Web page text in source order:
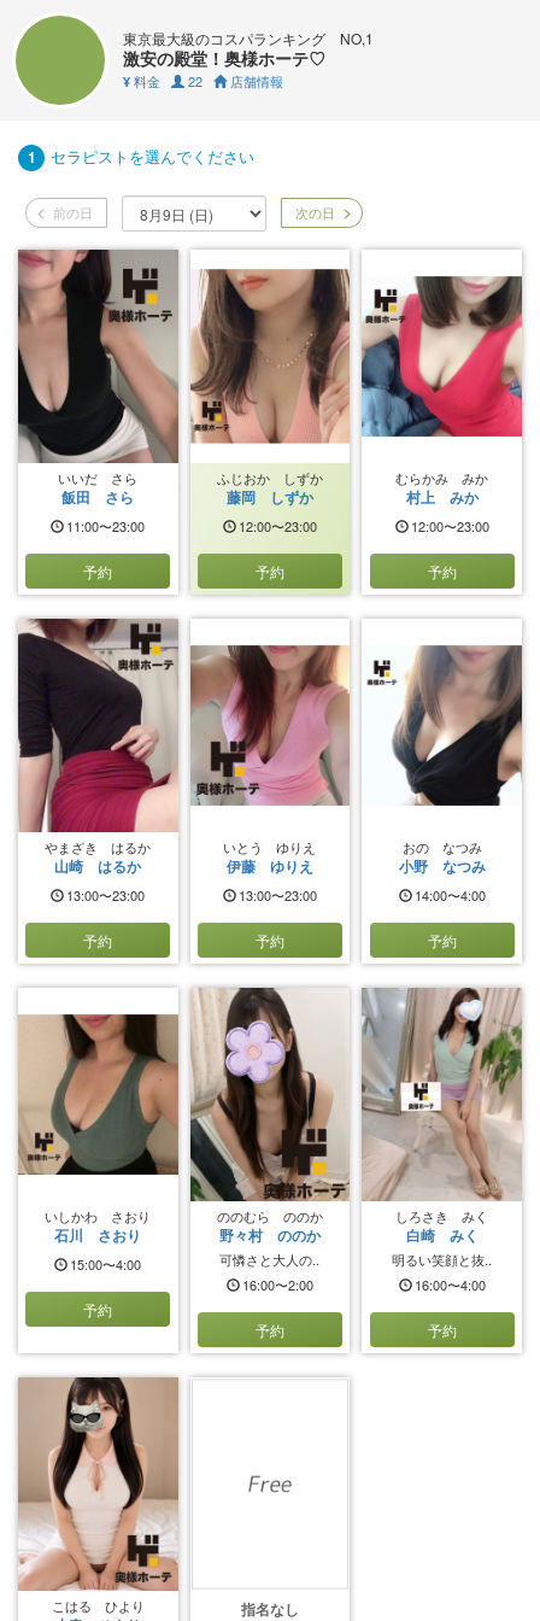
東京最大級のコスパランキング NO,1
激安の殿堂！奥様ホーテ♡
¥ 料金 22 店舗情報
1 セラピストを選んでください
前の日 次の日
いいだ さら
飯田 さら
11:00〜23:00
予約
ふじおか しずか
藤岡 しずか
12:00〜23:00
予約
むらかみ みか
村上 みか
12:00〜23:00
予約
やまざき はるか
山崎 はるか
13:00〜23:00
予約
いとう ゆりえ
伊藤 ゆりえ
13:00〜23:00
予約
おの なつみ
小野 なつみ
14:00〜4:00
予約
いしかわ さおり
石川 さおり
15:00〜4:00
予約
ののむら ののか
野々村 ののか
可憐さと大人の..
16:00〜2:00
予約
しろさき みく
白崎 みく
明るい笑顔と抜..
16:00〜4:00
予約
こはる ひより 指名なし